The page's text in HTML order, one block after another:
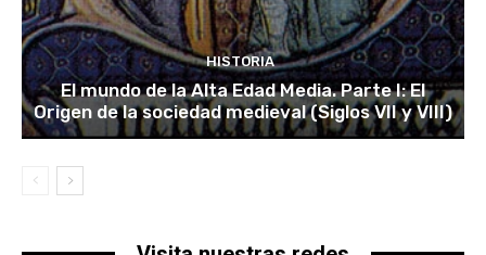
HISTORIA
El mundo de la Alta Edad Media. Parte I: El
Origen de la sociedad medieval (Siglos VII y VIII)